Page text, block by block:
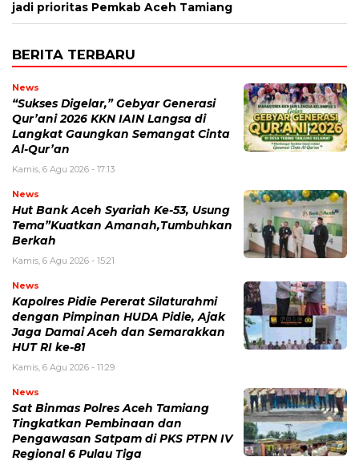
jadi prioritas Pemkab Aceh Tamiang
BERITA TERBARU
News
“Sukses Digelar,” Gebyar Generasi
Qur’ani 2026 KKN IAIN Langsa di
Langkat Gaungkan Semangat Cinta
Al-Qur’an
Kamis, 6 Agu 2026 - 17:13
News
Hut Bank Aceh Syariah Ke-53, Usung
Tema”Kuatkan Amanah,Tumbuhkan
Berkah
Kamis, 6 Agu 2026 - 15:21
News
Kapolres Pidie Pererat Silaturahmi
dengan Pimpinan HUDA Pidie, Ajak
Jaga Damai Aceh dan Semarakkan
HUT RI ke-81
Kamis, 6 Agu 2026 - 11:29
News
Sat Binmas Polres Aceh Tamiang
Tingkatkan Pembinaan dan
Pengawasan Satpam di PKS PTPN IV
Regional 6 Pulau Tiga